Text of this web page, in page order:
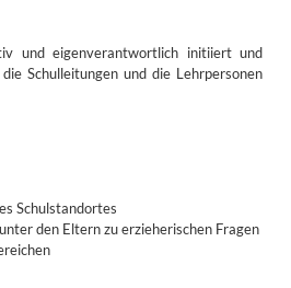
und eigenverantwortlich initiiert und
Schulleitungen und die Lehrpersonen
Schulstandortes
den Eltern zu erzieherischen Fragen